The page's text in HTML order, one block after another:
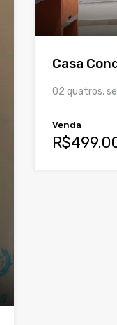
Casa
02 quatros,
Venda